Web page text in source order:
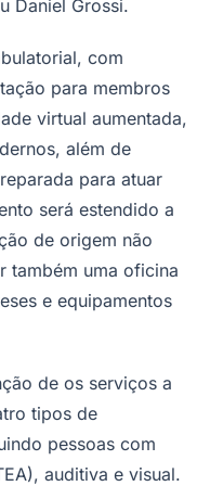
Daniel Grossi.
com
para membros
virtual aumentada,
além de
para atuar
será estendido a
de origem não
também uma oficina
e equipamentos
de os serviços a
tipos de
pessoas com
auditiva e visual.